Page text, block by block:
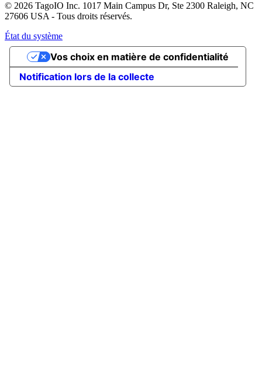
© 2026 TagoIO Inc. 1017 Main Campus Dr, Ste 2300 Raleigh, NC
27606 USA - Tous droits réservés.
État du système
Notification lors de la collecte
Vos choix en matière de confidentialité